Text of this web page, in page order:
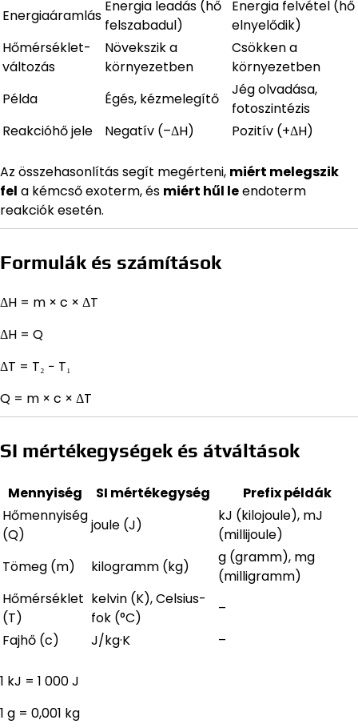
Energiaáramlás
Energia leadás (hő
felszabadul)
Energia felvétel (hő
elnyelődik)
Hőmérséklet-
változás
Növekszik a
környezetben
Csökken a
környezetben
Példa
Égés, kézmelegítő
Jég olvadása,
fotoszintézis
Reakcióhő jele
Negatív (–ΔH) Pozitív (+ΔH)
Az összehasonlítás segít megérteni, miért melegszik
fel a kémcső exoterm, és miért hűl leendoterm
reakciók esetén.
Formulák és számítások
ΔH = m × c × ΔT
ΔH = Q
ΔT = T₂ − T₁
Q = m × c × ΔT
SI mértékegységek és átváltások
Mennyiség SI mértékegység
Prefix példák
Hőmennyiség
(Q)
joule (J)
kJ (kilojoule), mJ
(millijoule)
Tömeg (m)
kilogramm (kg)
g (gramm), mg
(milligramm)
Hőmérséklet
(T)
kelvin (K), Celsius-
fok (°C)
–
Fajhő (c)
J/kg·K –
1 kJ = 1 000 J
1 g = 0,001 kg